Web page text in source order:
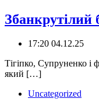
Збанкрутілий
17:20 04.12.25
Тігіпко, Супруненко і
який […]
Uncategorized